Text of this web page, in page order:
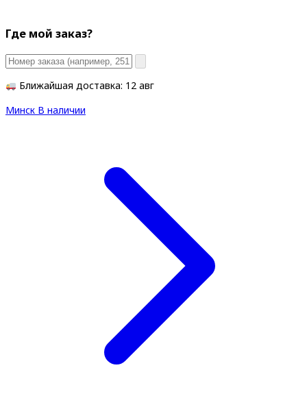
Где мой заказ?
Ближайшая доставка: 12 авг
Минск В наличии